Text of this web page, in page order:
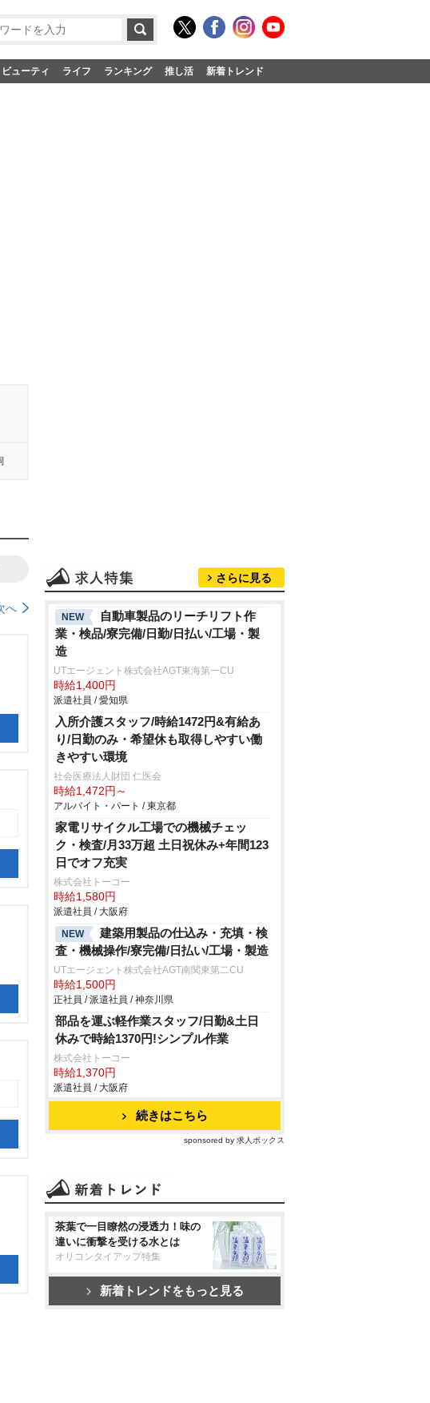
ビューティ ライフ ランキング 推し活 新着トレンド
へ
さらに見る
NEW
自動車製品のリーチリフト作
業・検品/寮完備/日勤/日払い/工場・製
造
UTエージェント株式会社AGT東海第一CU
時給1,400円
派遣社員 / 愛知県
入所介護スタッフ/時給1472円&有給あ
り/日勤のみ・希望休も取得しやすい働
きやすい環境
社会医療法人財団 仁医会
時給1,472円～
アルバイト・パート / 東京都
家電リサイクル工場での機械チェッ
ク・検査/月33万超 土日祝休み+年間123
日でオフ充実
株式会社トーコー
時給1,580円
派遣社員 / 大阪府
NEW
建築用製品の仕込み・充填・検
査・機械操作/寮完備/日払い/工場・製造
UTエージェント株式会社AGT南関東第二CU
時給1,500円
正社員 / 派遣社員 / 神奈川県
部品を運ぶ軽作業スタッフ/日勤&土日
休みで時給1370円!シンプル作業
株式会社トーコー
時給1,370円
派遣社員 / 大阪府
続きはこちら
sponsored by 求人ボックス
茶葉で一目瞭然の浸透力！味の
違いに衝撃を受ける水とは
オリコンタイアップ特集
新着トレンドをもっと見る